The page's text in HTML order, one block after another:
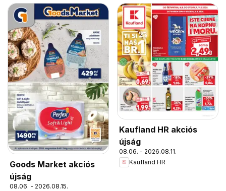
Goods Market akciós
újság
08.06. - 2026.08.15.
Kaufland HR akciós
újság
08.06. - 2026.08.11.
Kaufland HR